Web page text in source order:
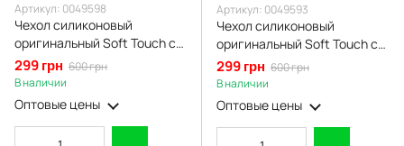
Артикул: 0049598
Чехол силиконовый
оригинальный Soft Touch с
3D принтом волшебной
минни маус для Realme 5i
розовый (Полная защита
камеры)
299 грн 600 грн
В наличии
Оптовые цены
Артикул: 0049593
Чехол силиконовый
оригинальный Soft Touch с
3D принтом волшебной
минни маус для Realme 5i
молочный (Полная защита
камеры)
299 грн 600 грн
В наличии
Оптовые цены